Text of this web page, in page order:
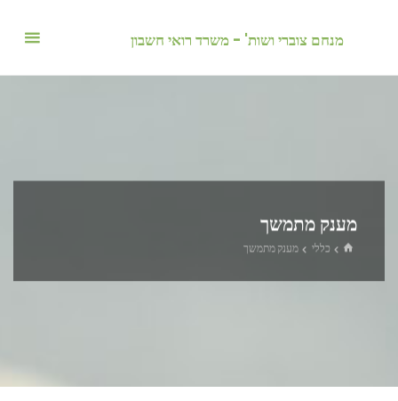
מנחם צוברי ושות' - משרד רואי חשבון
מענק מתמשך
בית כללי מענק מתמשך